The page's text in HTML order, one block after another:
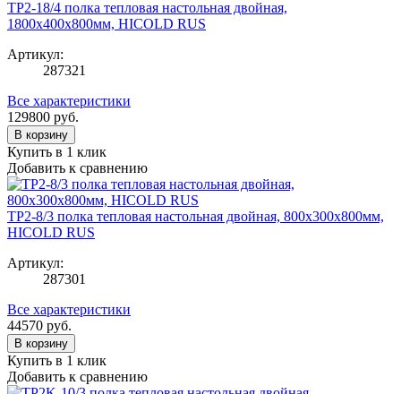
TP2-18/4 полка тепловая настольная двойная,
1800х400х800мм, HICOLD RUS
Артикул:
287321
Все характеристики
129800 руб.
В корзину
Купить в 1 клик
Добавить к сравнению
TP2-8/3 полка тепловая настольная двойная, 800х300х800мм,
HICOLD RUS
Артикул:
287301
Все характеристики
44570 руб.
В корзину
Купить в 1 клик
Добавить к сравнению